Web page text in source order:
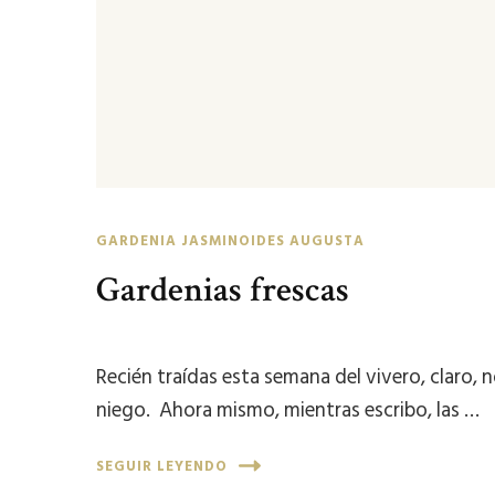
GARDENIA JASMINOIDES AUGUSTA
Gardenias frescas
Recién traídas esta semana del vivero, claro,
niego. Ahora mismo, mientras escribo, las …
SEGUIR LEYENDO